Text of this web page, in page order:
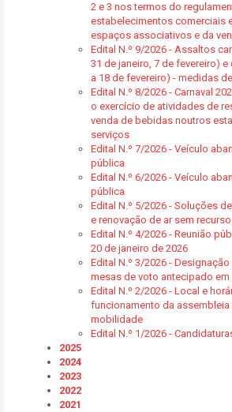
2 e 3 nos termos do
estabelecimentos comerciais
espaços associativos e da
Edital N.º 9/2026 - Assaltos
31 de janeiro, 7 de fevereiro) e
a 18 de fevereiro) - medidas
Edital N.º 8/2026 - Carnaval
o exercício de atividades de
venda de bebidas noutros
serviços
Edital N.º 7/2026 - Veículo
pública
Edital N.º 6/2026 - Veículo
pública
Edital N.º 5/2026 - Soluções
e renovação de ar sem
Edital N.º 4/2026 - Reunião
20 de janeiro de 2026
Edital N.º 3/2026 -
mesas de voto antecipado
Edital N.º 2/2026 - Local e
funcionamento da assembleia
mobilidade
Edital N.º 1/2026 -
2025
2024
2023
2022
2021